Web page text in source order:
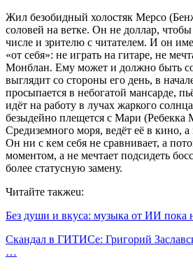
Жил безобидный холостяк Мерсо
соловей на ветке. Он не доллар,
числе и зрителю с читателем. И он
«от себя»: не играть на гитаре, не
Монблан. Ему может и должно быть
выглядит со стороны его день, в
просыпается в небогатой мансарде,
идёт на работу в лучах жаркого
безыдейно плещется с Мари (Ребекка
Средиземного моря, ведёт её в кино,
Он ни с кем себя не сравнивает, а
моментом, а не мечтает подсидеть
более статусную замену.
Читайте такжеu:
Без души и вкуса: музыка от ИИ пока
Скандал в ГИТИСе: Григорий
…